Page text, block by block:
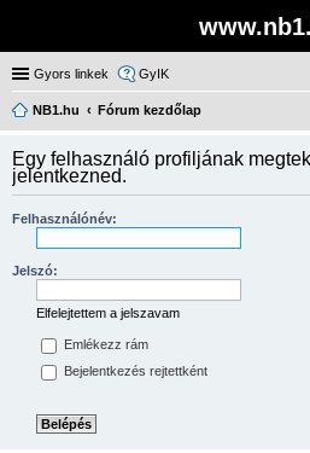
Gyors linkek GyIK
NB1.hu
Fórum kezdőlap
Egy felhasználó profiljának
jelentkezned.
Felhasználónév:
Jelszó:
Elfelejtettem a jelszavam
Emlékezz rám
Bejelentkezés rejtettként